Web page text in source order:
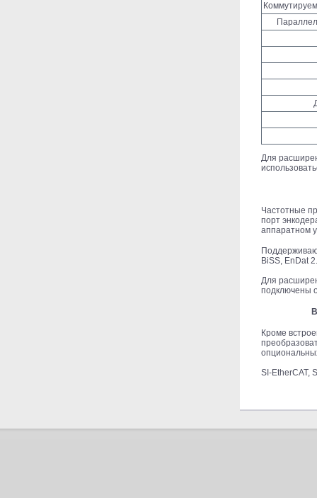
Для
Частотные
порт
аппаратном
BiSS, EnDat
Для
подключены
Кроме
SI-EtherCAT,